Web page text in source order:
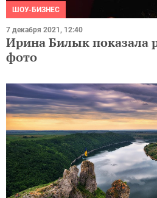
ШОУ-БИЗНЕС
7 декабря 2021, 12:40
Ирина Билык показала
фото